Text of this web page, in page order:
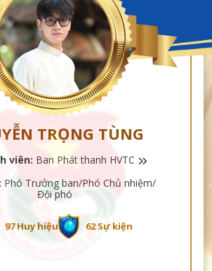
TRỌNG TÙNG
viên: Ban Phát thanh HVTC
Phó Trưởng ban/Phó Chủ nhiệm/
Đội phó
97 Huy hiệu 62 Sự kiện